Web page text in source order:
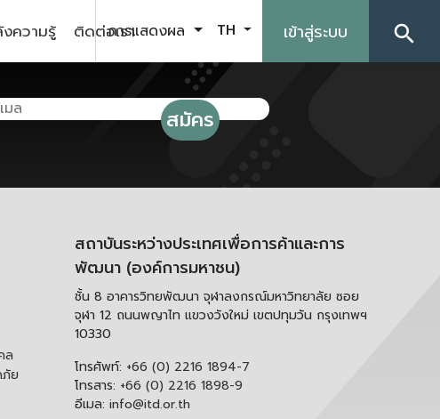
ความรู้ ติดต่อเราการแสดงผล TH เข้าสู่ระบบ search
ล
ย
สถาบันระหว่างประเทศเพื่อการค้าและการ
พัฒนา (องค์การมหาชน)
ชั้น 8 อาคารวิทยพัฒนา จุฬาลงกรณ์มหาวิทยาลัย ซอย
จุฬา 12 ถนนพญาไท แขวงวังใหม่ เขตปทุมวัน กรุงเทพฯ
10330
โทรศัพท์: +66 (0) 2216 1894-7
โทรสาร: +66 (0) 2216 1898-9
อีเมล: info@itd.or.th